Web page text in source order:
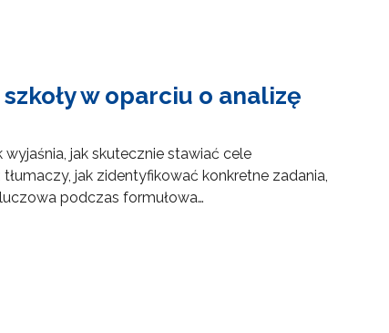
w oparciu o analizę
jak skutecznie stawiać cele
jak zidentyfikować konkretne zadania,
podczas formułowa…